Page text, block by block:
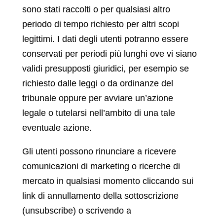
sono stati raccolti o per qualsiasi altro
periodo di tempo richiesto per altri scopi
legittimi. I dati degli utenti potranno essere
conservati per periodi più lunghi ove vi siano
validi presupposti giuridici, per esempio se
richiesto dalle leggi o da ordinanze del
tribunale oppure per avviare un’azione
legale o tutelarsi nell’ambito di una tale
eventuale azione.
Gli utenti possono rinunciare a ricevere
comunicazioni di marketing o ricerche di
mercato in qualsiasi momento cliccando sui
link di annullamento della sottoscrizione
(unsubscribe) o scrivendo a